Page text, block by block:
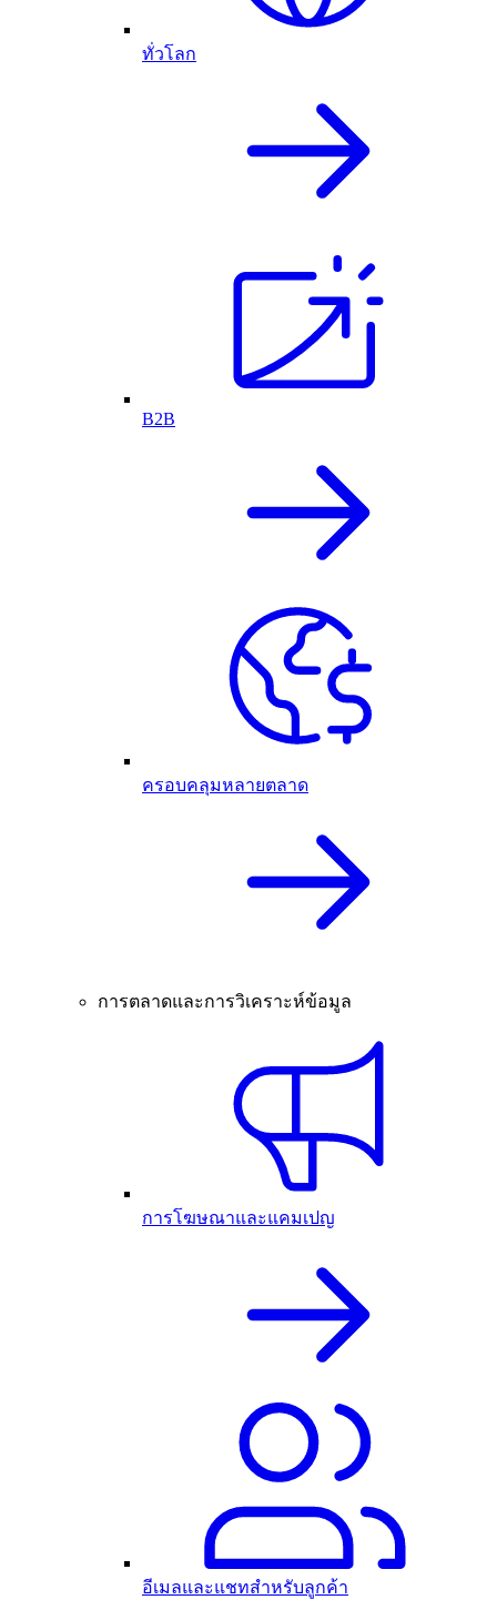
ทั่วโลก
B2B
ครอบคลุมหลายตลาด
การตลาดและการวิเคราะห์ข้อมูล
การโฆษณาและแคมเปญ
อีเมลและแชทสำหรับลูกค้า